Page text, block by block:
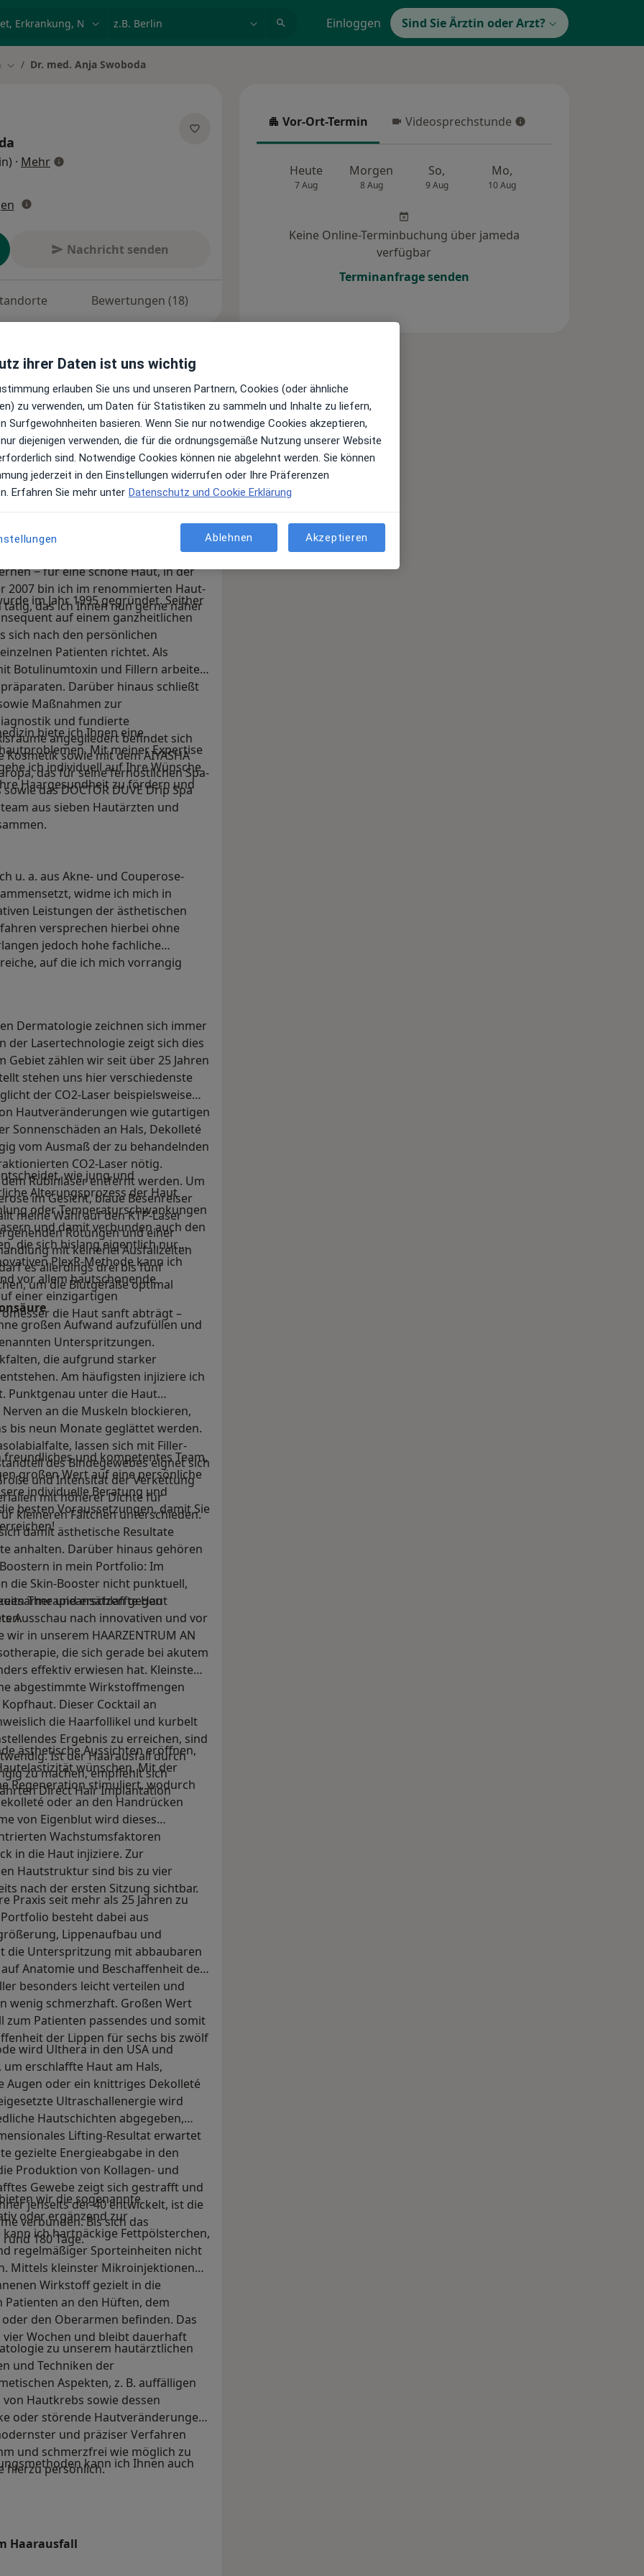
Einloggen Sind Sie Ärztin oder Arzt?
Stadt ändern
Dr. med. Anja Swoboda
· Mehrüber Spezialisierungen
Nachricht senden
Bewertungen (18)
für Dermatologie biete ich
viele dermatologische, ästhetische
vielen inneren und äußeren
zum einen die Behandlung
ich Sie aber auch mit meiner
modernster Technologien und
zu optimieren und
‒ für eine schöne Haut, in der
2007 bin ich im renommierten Haut-
das ich Ihnen nun gerne näher
im Jahr 1995 gegründet. Seither
auf einem ganzheitlichen
sich nach den persönlichen
Patienten richtet. Als
Botulinumtoxin und Fillern arbeiten
Darüber hinaus schließt
Maßnahmen zur
und fundierte
angegliedert befindet sich
sowie mit dem AIYASHA
das für seine fernöstlichen Spa-
das DOCTOR DUVE Drip Spa
aus sieben Hautärzten und
biete ich Ihnen eine
Mit meiner Expertise
ich individuell auf Ihre Wünsche
Haargesundheit zu fördern und
u. a. aus Akne- und Couperose-
widme ich mich in
Leistungen der ästhetischen
versprechen hierbei ohne
jedoch hohe fachliche
auf die ich mich vorrangig
Dermatologie zeichnen sich immer
der Lasertechnologie zeigt sich dies
zählen wir seit über 25 Jahren
stehen uns hier verschiedenste
der CO2-Laser beispielsweise
Hautveränderungen wie gutartigen
Sonnenschäden an Hals, Dekolleté
vom Ausmaß der zu behandelnden
CO2-Laser nötig.
Rubinlaser entfernt werden. Um
im Gesicht, blaue Besenreiser
meine Wahl auf den KTP-Laser
Rötungen und einer
mit keinerlei Ausfallzeiten
es allerdings drei bis fünf
um die Blutgefäße optimal
wie jung und
Alterungsprozess der Haut
oder Temperaturschwankungen
und damit verbunden auch den
die sich bislang eigentlich nur
PlexR-Methode kann ich
vor allem hautschonende
einer einzigartigen
die Haut sanft abträgt –
großen Aufwand aufzufüllen und
Unterspritzungen.
die aufgrund starker
Am häufigsten injiziere ich
Punktgenau unter die Haut
an die Muskeln blockieren,
bis neun Monate geglättet werden.
lassen sich mit Filler-
des Bindegewebes eignet sich
und Intensität der Verkettung
mit höherer Dichte für
kleineren Fältchen unterschieden.
damit ästhetische Resultate
anhalten. Darüber hinaus gehören
in mein Portfolio: Im
die Skin-Booster nicht punktuell,
und erschlaffte Haut
und kompetentes Team,
großen Wert auf eine persönliche
individuelle Beratung und
besten Voraussetzungen, damit Sie
Therapieansätzen gegen
Ausschau nach innovativen und vor
in unserem HAARZENTRUM AN
die sich gerade bei akutem
effektiv erwiesen hat. Kleinste
abgestimmte Wirkstoffmengen
Dieser Cocktail an
die Haarfollikel und kurbelt
Ergebnis zu erreichen, sind
Ist der Haarausfall durch
zu machen, empfiehlt sich
Direct Hair Implantation
ästhetische Aussichten eröffnen,
wünschen. Mit der
Regeneration stimuliert, wodurch
oder an den Handrücken
von Eigenblut wird dieses
Wachstumsfaktoren
in die Haut injiziere. Zur
Hautstruktur sind bis zu vier
nach der ersten Sitzung sichtbar.
Praxis seit mehr als 25 Jahren zu
besteht dabei aus
Lippenaufbau und
die Unterspritzung mit abbaubaren
Anatomie und Beschaffenheit der
besonders leicht verteilen und
wenig schmerzhaft. Großen Wert
zum Patienten passendes und somit
der Lippen für sechs bis zwölf
wird Ulthera in den USA und
erschlaffte Haut am Hals,
Augen oder ein knittriges Dekolleté
Ultraschallenergie wird
Hautschichten abgegeben,
Lifting-Resultat erwartet
gezielte Energieabgabe in den
Produktion von Kollagen- und
Gewebe zeigt sich gestrafft und
jenseits der 40 entwickelt, ist die
verbunden. Bis sich das
180 Tage.
wir die sogenannte
oder ergänzend zur
ich hartnäckige Fettpölsterchen,
regelmäßiger Sporteinheiten nicht
Mittels kleinster Mikroinjektionen
Wirkstoff gezielt in die
Patienten an den Hüften, dem
den Oberarmen befinden. Das
Wochen und bleibt dauerhaft
zu unserem hautärztlichen
und Techniken der
Aspekten, z. B. auffälligen
Hautkrebs sowie dessen
oder störende Hautveränderungen
und präziser Verfahren
und schmerzfrei wie möglich zu
hierzu persönlich.kann ich Ihnen auch
Haarausfall
Vor-Ort-Termin
Vor-Ort-Termin Videosprechstunde
Videosprechstunde
Heute
7 Aug
Morgen
8 Aug
So,
9 Aug
Mo,
10 Aug
Keine Online-Terminbuchung über jameda
verfügbar
Terminanfrage senden
ihrer Daten ist uns wichtig
erlauben Sie uns und unseren Partnern, Cookies (oder ähnliche
zu verwenden, um Daten für Statistiken zu sammeln und Inhalte zu liefern,
Surfgewohnheiten basieren. Wenn Sie nur notwendige Cookies akzeptieren,
diejenigen verwenden, die für die ordnungsgemäße Nutzung unserer Website
sind. Notwendige Cookies können nie abgelehnt werden. Sie können
jederzeit in den Einstellungen widerrufen oder Ihre Präferenzen
Erfahren Sie mehr unter Datenschutz und Cookie Erklärung
Ablehnen Akzeptieren